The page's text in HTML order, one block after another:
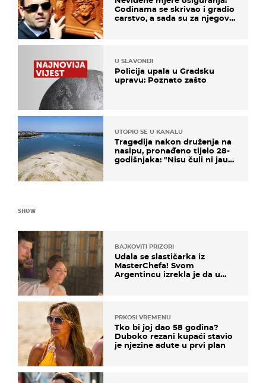
Godinama se skrivao i gradio
carstvo, a sada su za njegovo
U SLAVONIJI
Policija upala u Gradsku
upravu: Poznato zašto
UTOPIO SE U KANALU
Tragedija nakon druženja na
nasipu, pronađeno tijelo 28-
godišnjaka: "Nisu čuli ni jauk
SHOW
BAJKOVITI PRIZORI
Udala se slastičarka iz
MasterChefa! Svom
Argentincu izrekla je da u
PRKOSI VREMENU
Tko bi joj dao 58 godina?
Duboko rezani kupaći stavio
je njezine adute u prvi plan